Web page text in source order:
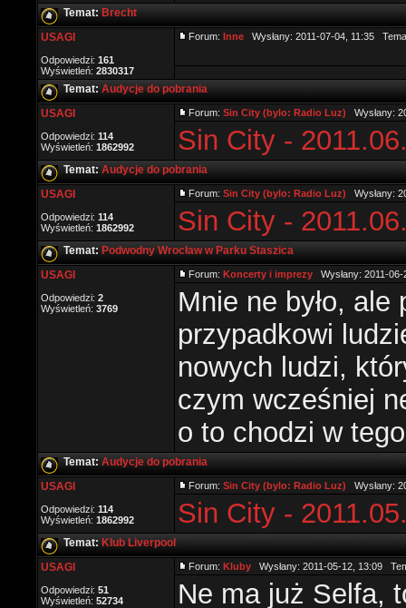
Temat: Brecht
USAGI
Odpowiedzi: 161
Wyświetleń: 2830317
Forum: Inne Wysłany: 2011-07-04, 11:35
Temat: Audycje do pobrania
USAGI
Odpowiedzi: 114
Wyświetleń: 1862992
Forum: Sin City (bylo: Radio Luz) Wysłany:
Sin City -
Temat: Audycje do pobrania
USAGI
Odpowiedzi: 114
Wyświetleń: 1862992
Forum: Sin City (bylo: Radio Luz) Wysłany:
Sin City -
Temat: Podwodny Wrocław w Parku Staszica
USAGI
Odpowiedzi: 2
Wyświetleń: 3769
Forum: Koncerty i imprezy Wysłany: 2011-
Mnie ne było,
przypadkowi
nowych ludzi,
czym wcześniej
o to chodzi w
Temat: Audycje do pobrania
USAGI
Odpowiedzi: 114
Wyświetleń: 1862992
Forum: Sin City (bylo: Radio Luz) Wysłany:
Sin City -
Temat: Klub Liverpool
USAGI
Odpowiedzi: 51
Wyświetleń: 52734
Forum: Kluby Wysłany: 2011-05-12, 13:09
Ne ma już Selfa,